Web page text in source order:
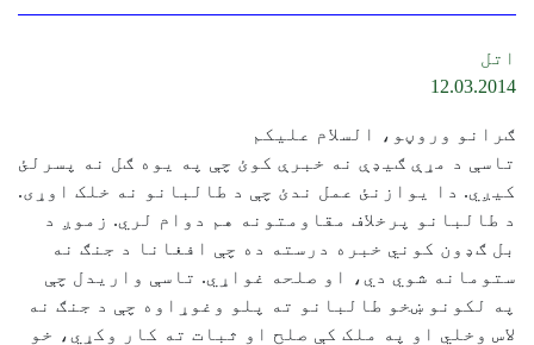
اتل
12.03.2014
ګرانو وروڼو، السلام علیکم
تاسې د مړې ګیډې نه خبرې کوئ چې په یوه ګل نه پسرلئ
کیږي. دا یوازنئ عمل ندئ چې د طالبانو نه خلک اوړی.
د طالبانو پرخلاف مقاومتونه هم دوام لري. زموږ د
بل ګډون کوني خبره درسته ده چې افغانا د جنګ نه
ستومانه شوي دي، او صلحه غواړي. تاسې واریدل چې
په لکونو ښخو طالبانو ته پلو وغوړاوه چې د جنګ نه
لاس وخلي او په ملک کې صلح او ثبات ته کار وکړي، خو